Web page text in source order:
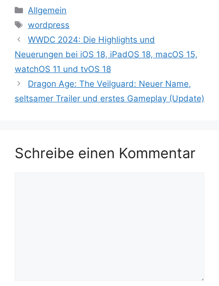
Kategorien
Allgemein
Schlagwörter
wordpress
WWDC 2024: Die Highlights und
Neuerungen bei iOS 18, iPadOS 18, macOS 15,
watchOS 11 und tvOS 18
Dragon Age: The Veilguard: Neuer Name,
seltsamer Trailer und erstes Gameplay (Update)
Schreibe einen Kommentar